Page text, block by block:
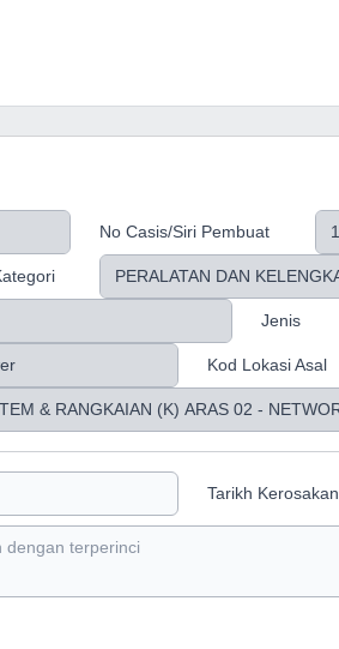
No Casis/Siri Pembuat
Jenis
Kod Lokasi Asal
Tarikh Kerosakan